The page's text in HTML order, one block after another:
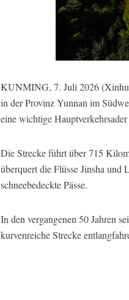
KUNMING, 7. Juli 2026
in der Provinz Yunnan im
eine wichtige
Die Strecke führt über 715
überquert die Flüsse Jinsha
schneebedeckte Pässe.
In den vergangenen 50 Jahren
kurvenreiche Strecke